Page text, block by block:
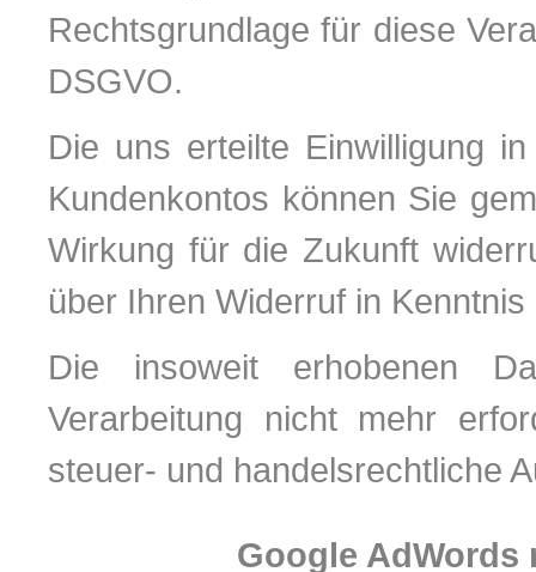
Rechtsgrundlage für diese
DSGVO.
Die uns erteilte Einwilligung
Kundenkontos können Sie
Wirkung für die Zukunft
über Ihren Widerruf in
Die insoweit erhobenen
Verarbeitung nicht mehr
steuer- und handelsrechtliche
Google AdWords